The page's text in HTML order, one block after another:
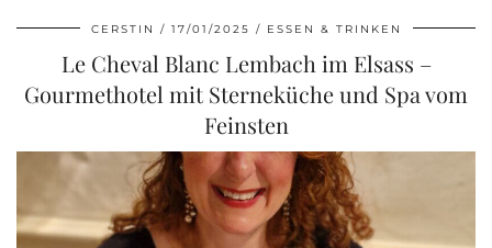
CERSTIN 17/01/2025 ESSEN & TRINKEN
Le Cheval Blanc Lembach im Elsass –
Gourmethotel mit Sterneküche und Spa vom
Feinsten